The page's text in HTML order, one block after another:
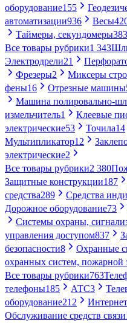
оборудование155
автоматизации936 Весы
Таймеры, секундомеры383
Все товары рубрики1 343
Электродрели21
Фрезеры2 Миксеры
фены16 Отрезные машины
Машина полировально-
измельчитель1 Клеевые
электрические53 Точила14
Мультипликатор12
электрические2
Все товары рубрики2 380
Защитные конструкции187
средства289 Средства
Дорожное оборудование73
Системы охраны,
управления доступом837
безопасности8 Охранные
охранных систем, пожарной
Все товары рубрики763
телефоны185 АТС3
оборудование212
Обслуживание средств связи